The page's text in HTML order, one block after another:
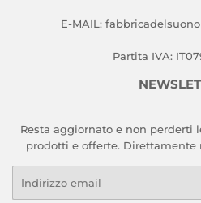
E-MAIL:
Partita IVA:
Resta aggiornato e non perderti
prodotti e offerte. Direttamente